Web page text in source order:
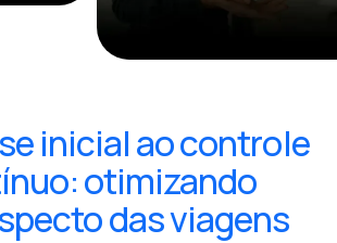
inicial ao controle
otimizando
das viagens